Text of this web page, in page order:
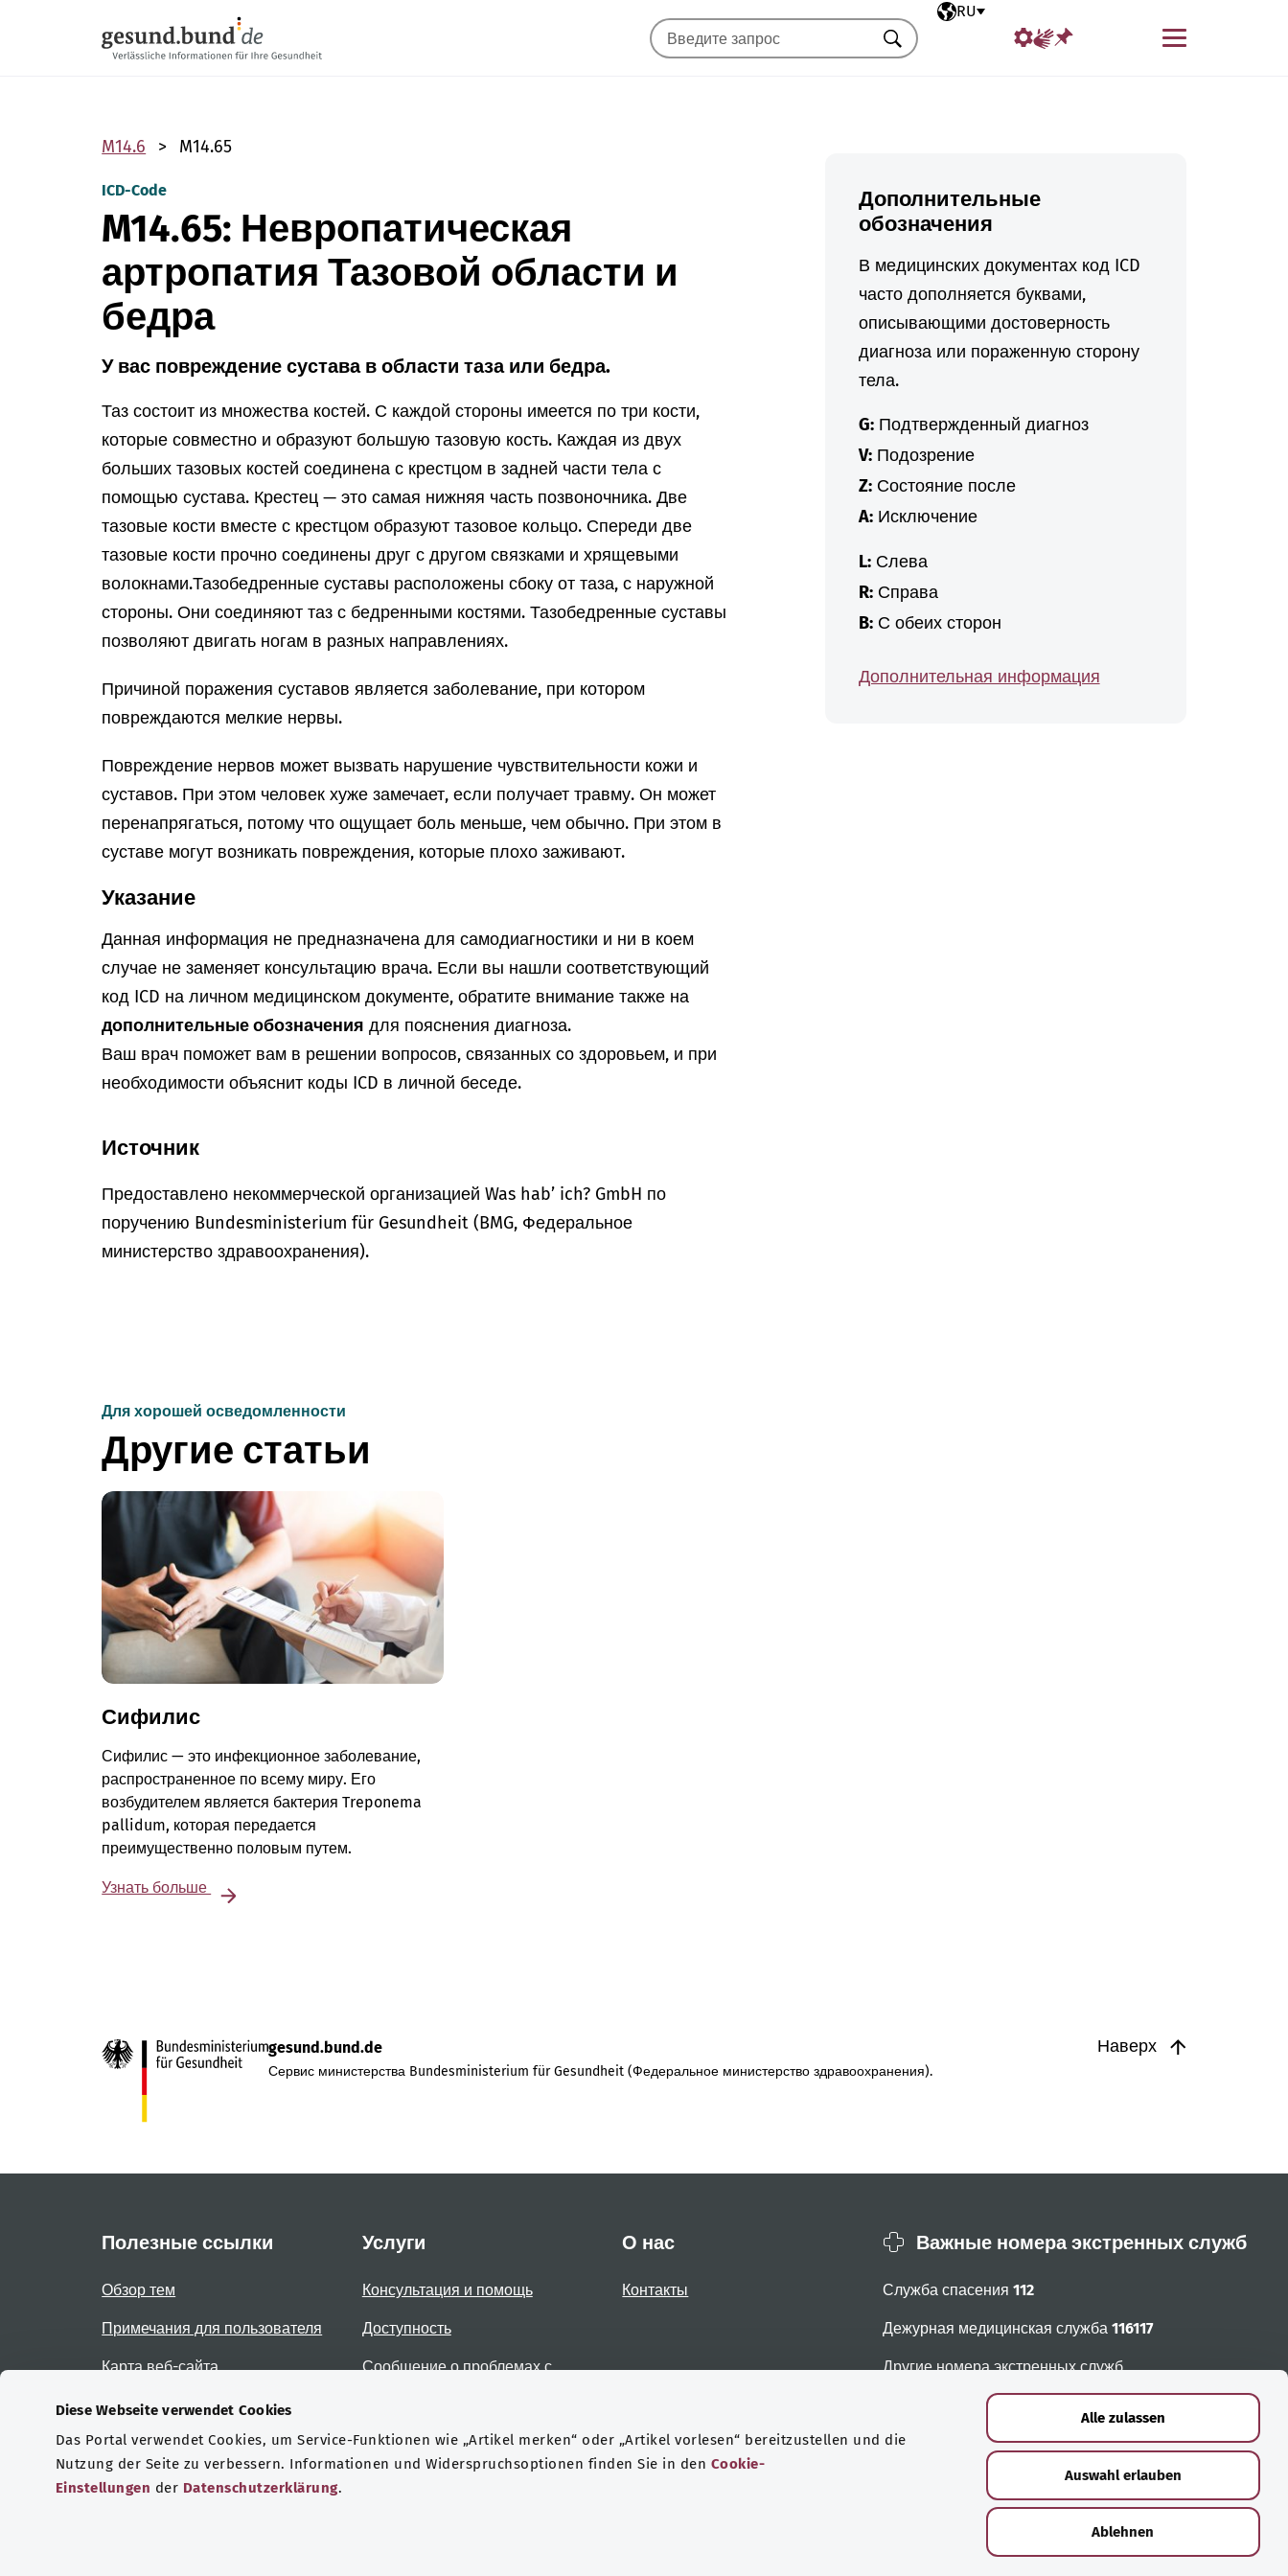
Diese Webseite verwendet Cookies
Das Portal verwendet Cookies, um Service-Funktionen wie „Artikel merken“ oder „Artikel vorlesen“ bereitzustellen und die
Nutzung der Seite zu verbessern. Informationen und Widerspruchsoptionen finden Sie in den Cookie-
Einstellungen der Datenschutzerklärung.
Alle zulassen
Auswahl erlauben
Ablehnen
Выбранный язык
RU
Меню
Искать
M14.6 M14.65
ICD-Code
M14.65: Невропатическая
артропатия Тазовой области и
бедра
У вас повреждение сустава в области таза или бедра.
Таз состоит из множества костей. С каждой стороны имеется по три кости,
которые совместно и образуют большую тазовую кость. Каждая из двух
больших тазовых костей соединена с крестцом в задней части тела с
помощью сустава. Крестец — это самая нижняя часть позвоночника. Две
тазовые кости вместе с крестцом образуют тазовое кольцо. Спереди две
тазовые кости прочно соединены друг с другом связками и хрящевыми
волокнами.Тазобедренные суставы расположены сбоку от таза, с наружной
стороны. Они соединяют таз с бедренными костями. Тазобедренные суставы
позволяют двигать ногам в разных направлениях.
Причиной поражения суставов является заболевание, при котором
повреждаются мелкие нервы.
Повреждение нервов может вызвать нарушение чувствительности кожи и
суставов. При этом человек хуже замечает, если получает травму. Он может
перенапрягаться, потому что ощущает боль меньше, чем обычно. При этом в
суставе могут возникать повреждения, которые плохо заживают.
Указание
Данная информация не предназначена для самодиагностики и ни в коем
случае не заменяет консультацию врача. Если вы нашли соответствующий
код ICD на личном медицинском документе, обратите внимание также на
дополнительные обозначения для пояснения диагноза.
Ваш врач поможет вам в решении вопросов, связанных со здоровьем, и при
необходимости объяснит коды ICD в личной беседе.
Источник
Предоставлено некоммерческой организацией Was hab’ ich? GmbH по
поручению Bundesministerium für Gesundheit (BMG, Федеральное
министерство здравоохранения).
Дополнительные
обозначения
В медицинских документах код ICD
часто дополняется буквами,
описывающими достоверность
диагноза или пораженную сторону
тела.
G:Подтвержденный диагноз
V:Подозрение
Z:Состояние после
A:Исключение
L:Слева
R:Справа
B:С обеих сторон
Дополнительная информация
Для хорошей осведомленности
Другие статьи
Сифилис
Сифилис — это инфекционное заболевание,
распространенное по всему миру. Его
возбудителем является бактерия Treponema
pallidum, которая передается
преимущественно половым путем.
Узнать больше
Наверх
gesund.bund.de
Сервис министерства Bundesministerium für Gesundheit (Федеральное министерство здравоохранения).
Полезные ссылки
Обзор тем
Примечания для пользователя
Карта веб-сайта
Услуги
Консультация и помощь
Доступность
Сообщение о проблемах с
О нас
Контакты
Важные номера экстренных служб
Служба спасения 112
Дежурная медицинская служба 116117
Другие номера экстренных служб
Сертификаты